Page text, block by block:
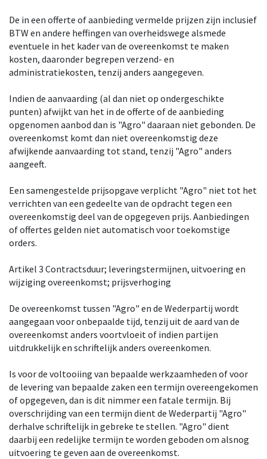
De in een offerte of aanbieding vermelde prijzen zijn inclusief
BTW en andere heffingen van overheidswege alsmede
eventuele in het kader van de overeenkomst te maken
kosten, daaronder begrepen verzend- en
administratiekosten, tenzij anders aangegeven.
Indien de aanvaarding (al dan niet op ondergeschikte
punten) afwijkt van het in de offerte of de aanbieding
opgenomen aanbod dan is "Agro" daaraan niet gebonden. De
overeenkomst komt dan niet overeenkomstig deze
afwijkende aanvaarding tot stand, tenzij "Agro" anders
aangeeft.
Een samengestelde prijsopgave verplicht "Agro" niet tot het
verrichten van een gedeelte van de opdracht tegen een
overeenkomstig deel van de opgegeven prijs. Aanbiedingen
of offertes gelden niet automatisch voor toekomstige
orders.
Artikel 3 Contractsduur; leveringstermijnen, uitvoering en
wijziging overeenkomst; prijsverhoging
De overeenkomst tussen "Agro" en de Wederpartij wordt
aangegaan voor onbepaalde tijd, tenzij uit de aard van de
overeenkomst anders voortvloeit of indien partijen
uitdrukkelijk en schriftelijk anders overeenkomen.
Is voor de voltooiing van bepaalde werkzaamheden of voor
de levering van bepaalde zaken een termijn overeengekomen
of opgegeven, dan is dit nimmer een fatale termijn. Bij
overschrijding van een termijn dient de Wederpartij "Agro"
derhalve schriftelijk in gebreke te stellen. "Agro" dient
daarbij een redelijke termijn te worden geboden om alsnog
uitvoering te geven aan de overeenkomst.